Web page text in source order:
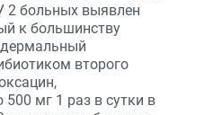
2 больных выявлен
к большинству
второго
мг 1 раз в сутки в